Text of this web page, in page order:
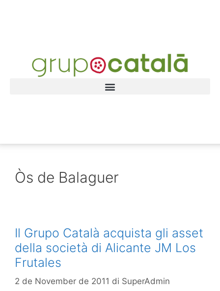
Òs de Balaguer
Il Grupo Català acquista gli asset
della società di Alicante JM Los
Frutales
2 de November de 2011 di SuperAdmin